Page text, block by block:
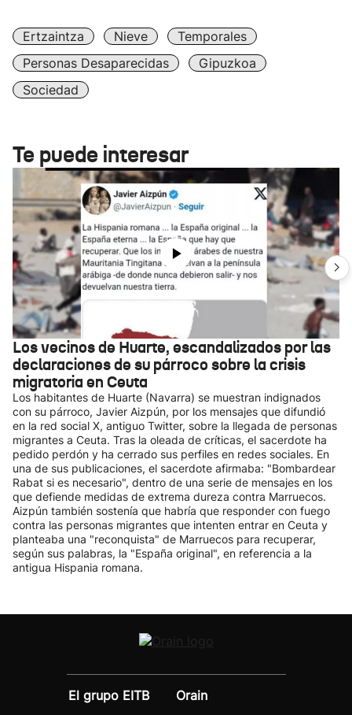
Ertzaintza Nieve
Temporales
Personas Desaparecidas
Gipuzkoa
Sociedad
Te puede interesar
Los vecinos de Huarte, escandalizados por las
declaraciones de su párroco sobre la crisis
migratoria en Ceuta
Los habitantes de Huarte (Navarra) se muestran indignados
con su párroco, Javier Aizpún, por los mensajes que difundió
en la red social X, antiguo Twitter, sobre la llegada de personas
migrantes a Ceuta. Tras la oleada de críticas, el sacerdote ha
pedido perdón y ha cerrado sus perfiles en redes sociales. En
una de sus publicaciones, el sacerdote afirmaba: "Bombardear
Rabat si es necesario", dentro de una serie de mensajes en los
que defiende medidas de extrema dureza contra Marruecos.
Aizpún también sostenía que habría que responder con fuego
contra las personas migrantes que intenten entrar en Ceuta y
planteaba una "reconquista" de Marruecos para recuperar,
según sus palabras, la "España original", en referencia a la
antigua Hispania romana.
El grupo EITB
Orain